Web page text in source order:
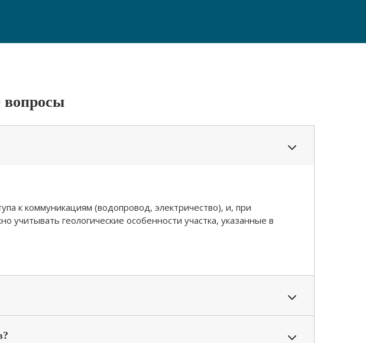
вопросы
к коммуникациям (водопровод, электричество), и, при
геологические особенности участка, указанные в